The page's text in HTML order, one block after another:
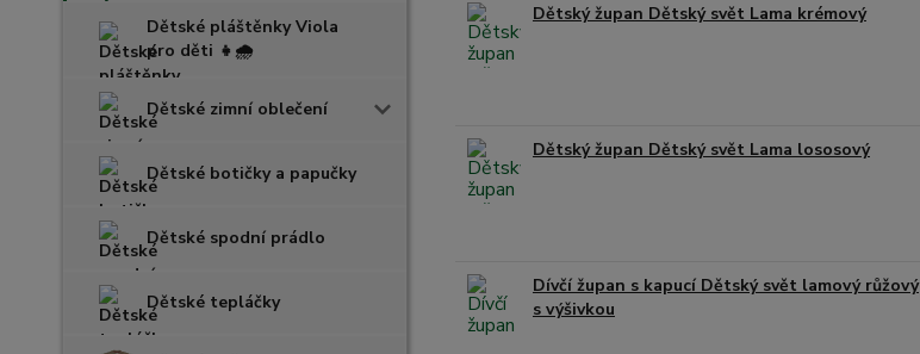
Dětské pláštěnky Viola
pro děti 👧🌧️
Dětské zimní oblečení
Dětské botičky a papučky
Dětské spodní prádlo
Dětské tepláčky
Dětský župan Dětský svět Lama krémový
Dětský župan Dětský svět Lama lososový
Dívčí župan s kapucí Dětský svět lamový růžový
s výšivkou